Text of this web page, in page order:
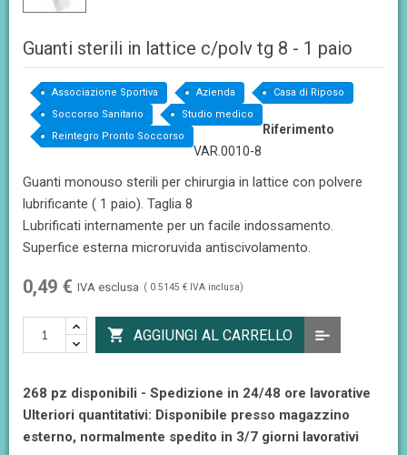
Guanti sterili in lattice c/polv tg 8 - 1 paio
Associazione Sportiva Azienda
Casa di Riposo
Soccorso Sanitario
Studio medico
Reintegro Pronto Soccorso
Riferimento
VAR.0010-8
Guanti monouso sterili per chirurgia in lattice con polvere
lubrificante ( 1 paio). Taglia 8
Lubrificati internamente per un facile indossamento.
Superfice esterna microruvida antiscivolamento.
0,49 € IVA esclusa ( 0.5145 € IVA inclusa)
 AGGIUNGI AL CARRELLO
268 pz disponibili - Spedizione in 24/48 ore lavorative
Ulteriori quantitativi: Disponibile presso magazzino
esterno, normalmente spedito in 3/7 giorni lavorativi